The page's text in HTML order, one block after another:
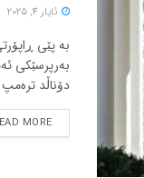
ئایار 4, 2025
بە پێی
بەرپرسێکی
دۆناڵد
MORE